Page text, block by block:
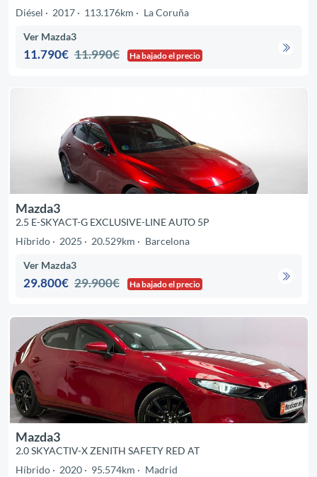
Diésel
2017 113.176km La Coruña
Ver Mazda3
11.790€ 11.990€ Ha bajado el precio
Mazda3
2.5 E-SKYACT-G EXCLUSIVE-LINE AUTO 5P
Híbrido
2025 20.529km Barcelona
Ver Mazda3
29.800€ 29.900€ Ha bajado el precio
Mazda3
2.0 SKYACTIV-X ZENITH SAFETY RED AT
Híbrido
2020 95.574km Madrid